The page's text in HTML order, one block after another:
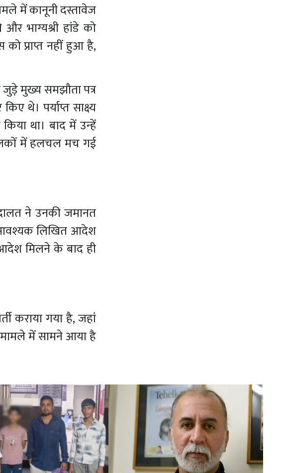
में कानूनी दस्तावेज
भाग्यश्री हांडे को
प्राप्त नहीं हुआ है,
मुख्य समझौता पत्र
थे। पर्याप्त साक्ष्य
था। बाद में उन्हें
हलकों में हलचल मच गई
ने उनकी जमानत
लिखित आदेश
आदेश मिलने के बाद ही
कराया गया है, जहां
मामले में सामने आया है